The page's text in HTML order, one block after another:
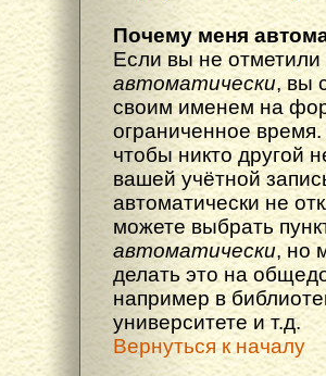
Почему меня
Если вы не отметили
автоматически, вы
своим именем на
ограниченное
чтобы никто другой
вашей учётной
автоматически не
можете выбрать
автоматически, но
делать это на
например в
университете и т.д.
Вернуться к началу